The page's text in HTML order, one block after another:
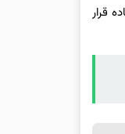
قرار